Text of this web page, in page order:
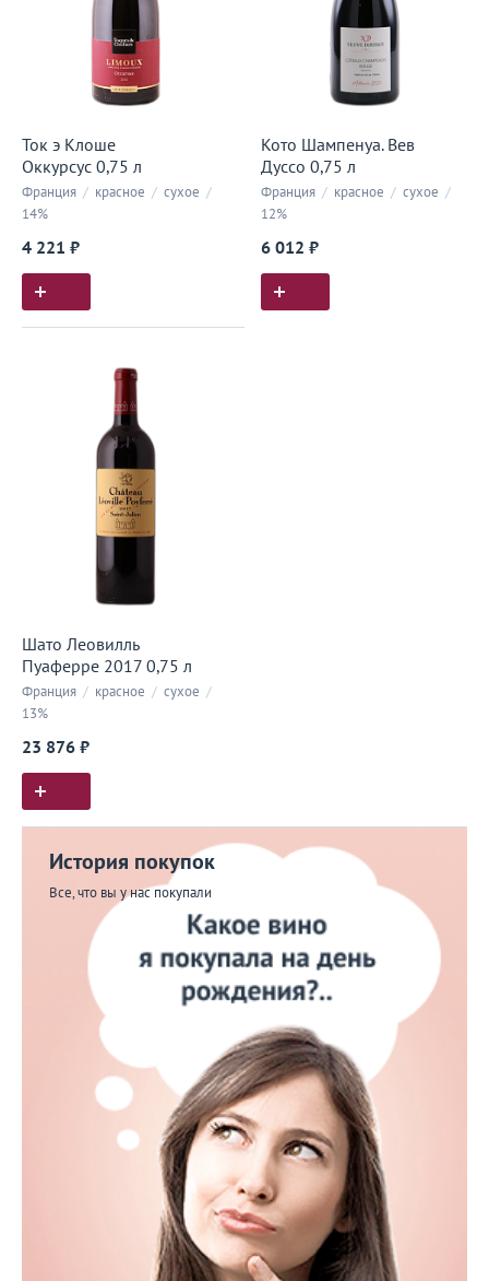
Ток э Клоше
Оккурсус 0,75 л
Франция / красное / сухое /
14%
4 221 ₽
Кото Шампенуа. Вев
Дуссо 0,75 л
Франция / красное / сухое /
12%
6 012 ₽
Шато Леовилль
Пуаферре 2017 0,75 л
Франция / красное / сухое /
13%
23 876 ₽
История покупок
Все, что вы у нас покупали